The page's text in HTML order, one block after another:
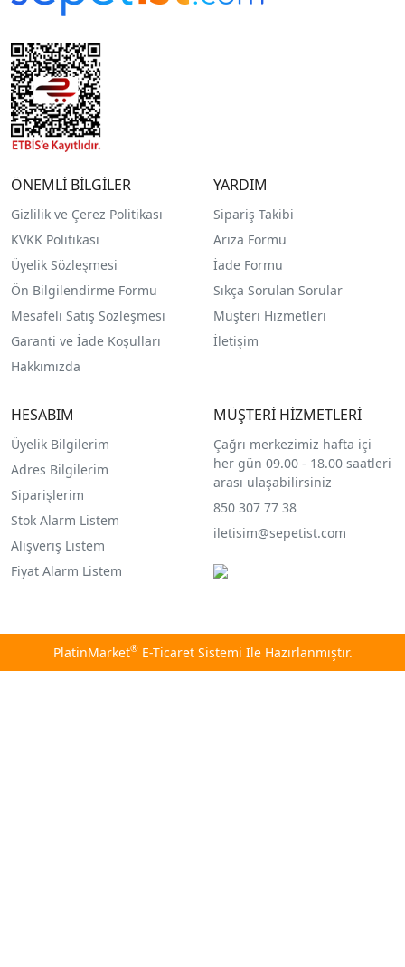
ÖNEMLİ BİLGİLER
Gizlilik ve Çerez Politikası
KVKK Politikası
Üyelik Sözleşmesi
Ön Bilgilendirme Formu
Mesafeli Satış Sözleşmesi
Garanti ve İade Koşulları
Hakkımızda
YARDIM
Sipariş Takibi
Arıza Formu
İade Formu
Sıkça Sorulan Sorular
Müşteri Hizmetleri
İletişim
HESABIM
Üyelik Bilgilerim
Adres Bilgilerim
Siparişlerim
Stok Alarm Listem
Alışveriş Listem
Fiyat Alarm Listem
MÜŞTERİ HİZMETLERİ
Çağrı merkezimiz hafta içi
her gün 09.00 - 18.00 saatleri
arası ulaşabilirsiniz
850 307 77 38
iletisim@sepetist.com
PlatinMarket®E-Ticaret Sistemi İle Hazırlanmıştır.